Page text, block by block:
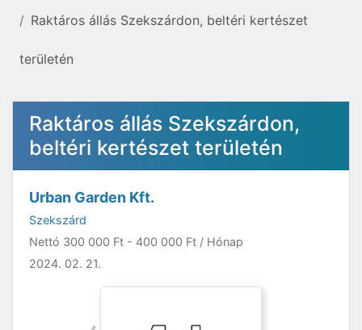
Raktáros állás Szekszárdon, beltéri kertészet
területén
Raktáros állás Szekszárdon,
beltéri kertészet területén
Urban Garden Kft.
Szekszárd
Nettó 300 000 Ft - 400 000 Ft / Hónap
2024. 02. 21.